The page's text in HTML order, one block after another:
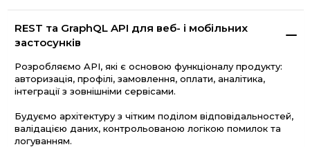
REST та GraphQL API для веб- і мобільних
застосунків
Розробляємо API, які є основою функціоналу продукту:
авторизація, профілі, замовлення, оплати, аналітика,
інтеграції з зовнішніми сервісами.
Будуємо архітектуру з чітким поділом відповідальностей,
валідацією даних, контрольованою логікою помилок та
логуванням.